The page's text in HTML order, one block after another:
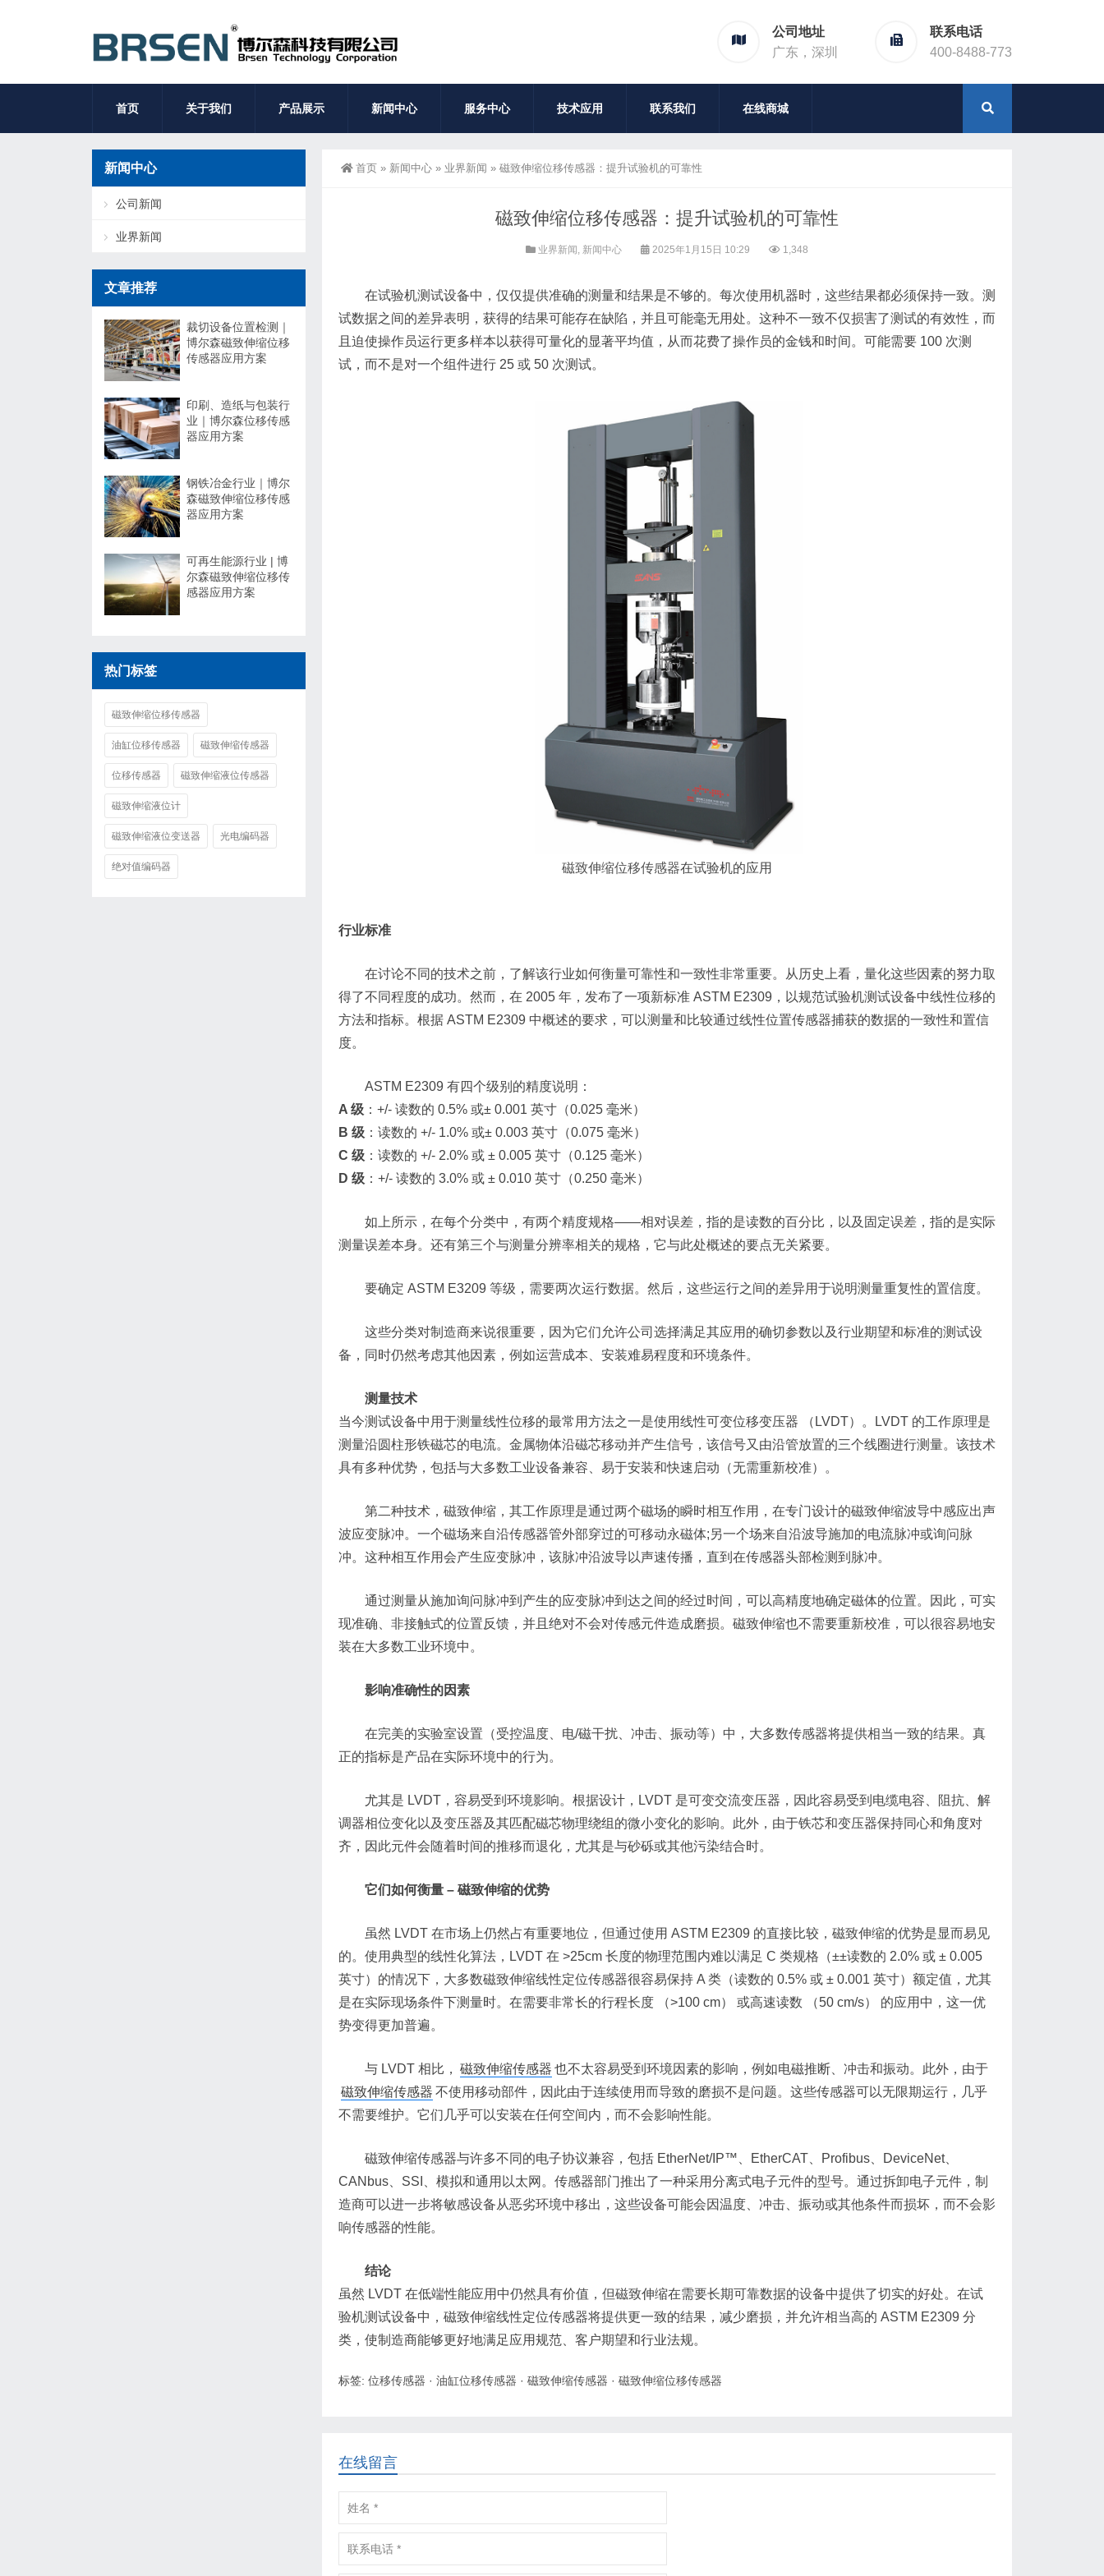
公司地址
广东，深圳
联系电话
400-8488-773
首页 关于我们 产品展示 新闻中心 服务中心 技术应用 联系我们 在线商城
首页 » 新闻中心 » 业界新闻 » 磁致伸缩位移传感器：提升试验机的可靠性
磁致伸缩位移传感器：提升试验机的可靠性
业界新闻 , 新闻中心 2025年1月15日 10:29 1,348
在试验机测试设备中，仅仅提供准确的测量和结果是不够的。每次使用机器时，这些结果都必须保持一致。测
试数据之间的差异表明，获得的结果可能存在缺陷，并且可能毫无用处。这种不一致不仅损害了测试的有效性，而
且迫使操作员运行更多样本以获得可量化的显著平均值，从而花费了操作员的金钱和时间。可能需要 100 次测
试，而不是对一个组件进行 25 或 50 次测试。
磁致伸缩位移传感器在试验机的应用
行业标准
在讨论不同的技术之前，了解该行业如何衡量可靠性和一致性非常重要。从历史上看，量化这些因素的努力取
得了不同程度的成功。然而，在 2005 年，发布了一项新标准 ASTM E2309，以规范试验机测试设备中线性位移的
方法和指标。根据 ASTM E2309 中概述的要求，可以测量和比较通过线性位置传感器捕获的数据的一致性和置信
度。
ASTM E2309 有四个级别的精度说明：
A 级 ：+/- 读数的 0.5% 或± 0.001 英寸（0.025 毫米）
B 级 ：读数的 +/- 1.0% 或± 0.003 英寸（0.075 毫米）
C 级 ：读数的 +/- 2.0% 或 ± 0.005 英寸（0.125 毫米）
D 级 ：+/- 读数的 3.0% 或 ± 0.010 英寸（0.250 毫米）
如上所示，在每个分类中，有两个精度规格——相对误差，指的是读数的百分比，以及固定误差，指的是实际
测量误差本身。还有第三个与测量分辨率相关的规格，它与此处概述的要点无关紧要。
要确定 ASTM E3209 等级，需要两次运行数据。然后，这些运行之间的差异用于说明测量重复性的置信度。
这些分类对制造商来说很重要，因为它们允许公司选择满足其应用的确切参数以及行业期望和标准的测试设
备，同时仍然考虑其他因素，例如运营成本、安装难易程度和环境条件。
测量技术
当今测试设备中用于测量线性位移的最常用方法之一是使用线性可变位移变压器 （LVDT）。LVDT 的工作原理是
测量沿圆柱形铁磁芯的电流。金属物体沿磁芯移动并产生信号，该信号又由沿管放置的三个线圈进行测量。该技术
具有多种优势，包括与大多数工业设备兼容、易于安装和快速启动（无需重新校准）。
第二种技术，磁致伸缩，其工作原理是通过两个磁场的瞬时相互作用，在专门设计的磁致伸缩波导中感应出声
波应变脉冲。一个磁场来自沿传感器管外部穿过的可移动永磁体;另一个场来自沿波导施加的电流脉冲或询问脉
冲。这种相互作用会产生应变脉冲，该脉冲沿波导以声速传播，直到在传感器头部检测到脉冲。
通过测量从施加询问脉冲到产生的应变脉冲到达之间的经过时间，可以高精度地确定磁体的位置。因此，可实
现准确、非接触式的位置反馈，并且绝对不会对传感元件造成磨损。磁致伸缩也不需要重新校准，可以很容易地安
装在大多数工业环境中。
影响准确性的因素
在完美的实验室设置（受控温度、电/磁干扰、冲击、振动等）中，大多数传感器将提供相当一致的结果。真
正的指标是产品在实际环境中的行为。
尤其是 LVDT，容易受到环境影响。根据设计，LVDT 是可变交流变压器，因此容易受到电缆电容、阻抗、解
调器相位变化以及变压器及其匹配磁芯物理绕组的微小变化的影响。此外，由于铁芯和变压器保持同心和角度对
齐，因此元件会随着时间的推移而退化，尤其是与砂砾或其他污染结合时。
它们如何衡量 – 磁致伸缩的优势
虽然 LVDT 在市场上仍然占有重要地位，但通过使用 ASTM E2309 的直接比较，磁致伸缩的优势是显而易见
的。使用典型的线性化算法，LVDT 在 >25cm 长度的物理范围内难以满足 C 类规格（±±读数的 2.0% 或 ± 0.005
英寸）的情况下，大多数磁致伸缩线性定位传感器很容易保持 A 类（读数的 0.5% 或 ± 0.001 英寸）额定值，尤其
是在实际现场条件下测量时。在需要非常长的行程长度 （>100 cm） 或高速读数 （50 cm/s） 的应用中，这一优
势变得更加普遍。
与 LVDT 相比， 磁致伸缩传感器 也不太容易受到环境因素的影响，例如电磁推断、冲击和振动。此外，由于
磁致伸缩传感器 不使用移动部件，因此由于连续使用而导致的磨损不是问题。这些传感器可以无限期运行，几乎
不需要维护。它们几乎可以安装在任何空间内，而不会影响性能。
磁致伸缩传感器与许多不同的电子协议兼容，包括 EtherNet/IP™、EtherCAT、Profibus、DeviceNet、
CANbus、SSI、模拟和通用以太网。传感器部门推出了一种采用分离式电子元件的型号。通过拆卸电子元件，制
造商可以进一步将敏感设备从恶劣环境中移出，这些设备可能会因温度、冲击、振动或其他条件而损坏，而不会影
响传感器的性能。
结论
虽然 LVDT 在低端性能应用中仍然具有价值，但磁致伸缩在需要长期可靠数据的设备中提供了切实的好处。在试
验机测试设备中，磁致伸缩线性定位传感器将提供更一致的结果，减少磨损，并允许相当高的 ASTM E2309 分
类，使制造商能够更好地满足应用规范、客户期望和行业法规。
标签: 位移传感器 · 油缸位移传感器 · 磁致伸缩传感器 · 磁致伸缩位移传感器
在线留言
新闻中心
公司新闻
业界新闻
文章推荐
裁切设备位置检测｜
博尔森磁致伸缩位移
传感器应用方案
印刷、造纸与包装行
业｜博尔森位移传感
器应用方案
钢铁冶金行业｜博尔
森磁致伸缩位移传感
器应用方案
可再生能源行业 | 博
尔森磁致伸缩位移传
感器应用方案
热门标签
磁致伸缩位移传感器
油缸位移传感器 磁致伸缩传感器
位移传感器 磁致伸缩液位传感器
磁致伸缩液位计
磁致伸缩液位变送器 光电编码器
绝对值编码器